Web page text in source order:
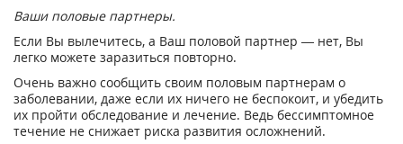
Ваши половые партнеры.
Если Вы вылечитесь, а Ваш половой партнер — нет, Вы
легко можете заразиться повторно.
Очень важно сообщить своим половым партнерам о
заболевании, даже если их ничего не беспокоит, и убедить
их пройти обследование и лечение. Ведь бессимптомное
течение не снижает риска развития осложнений.